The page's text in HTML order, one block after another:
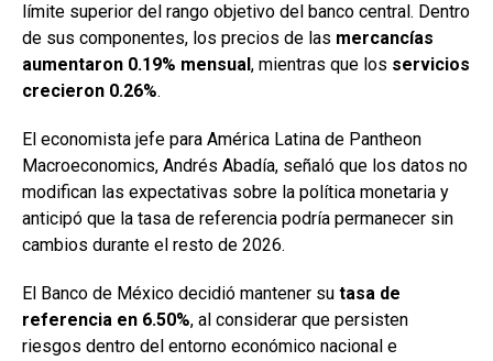
límite superior del rango objetivo del banco central. Dentro
de sus componentes, los precios de las mercancías
aumentaron 0.19% mensual , mientras que los servicios
crecieron 0.26%.
El economista jefe para América Latina de Pantheon
Macroeconomics, Andrés Abadía, señaló que los datos no
modifican las expectativas sobre la política monetaria y
anticipó que la tasa de referencia podría permanecer sin
cambios durante el resto de 2026.
El Banco de México decidió mantener su tasa de
referencia en 6.50%, al considerar que persisten
riesgos dentro del entorno económico nacional e